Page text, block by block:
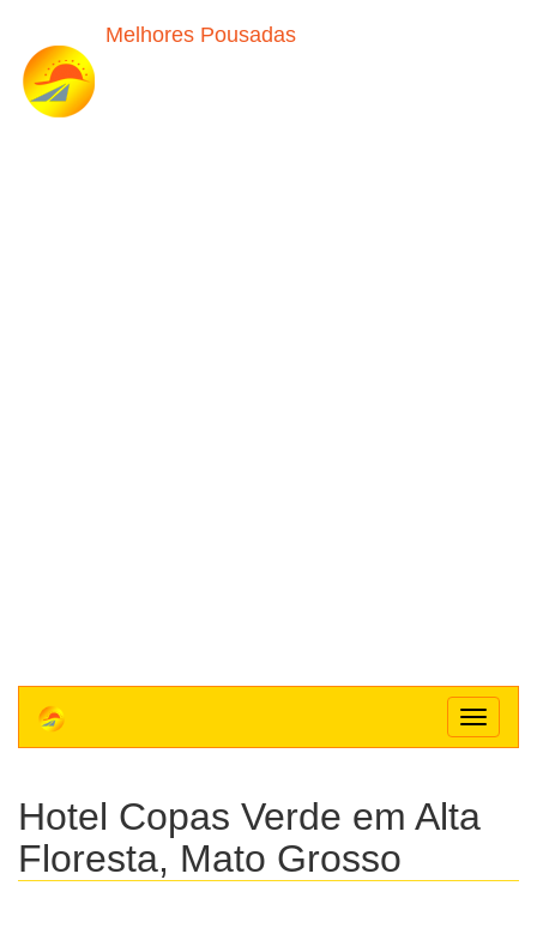
Melhores Pousadas
Toggle
Hotel Copas Verde em Alta
Floresta, Mato Grosso